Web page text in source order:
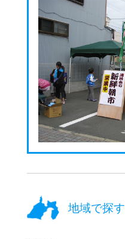
地域で探す